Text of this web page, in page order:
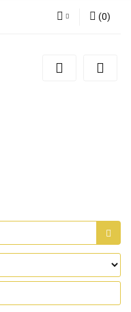
Zarejestruj się
(0)